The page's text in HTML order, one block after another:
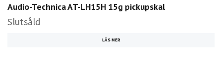
Audio-Technica AT-LH15H 15g pickupskal
Slutsåld
LÄS MER